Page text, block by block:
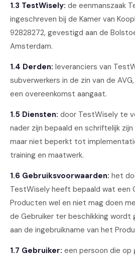
1.3 TestWisely: de eenmanszaak
ingeschreven bij de Kamer van
92828272, gevestigd aan de
Amsterdam.
1.4 Derden: leveranciers van
subverwerkers in de zin van de
een overeenkomst aangaat.
1.5 Diensten: door TestWisely te
nader zijn bepaald en schriftelijk
maar niet beperkt tot
training en maatwerk.
1.6 Gebruiksvoorwaarden: het
TestWisely heeft bepaald wat een
Producten wel en niet mag doen
de Gebruiker ter beschikking wordt
aan de ingebruikname van het
1.7 Gebruiker: een persoon die op